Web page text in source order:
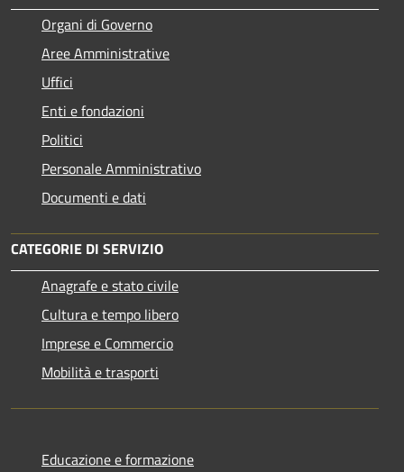
Organi di Governo
Aree Amministrative
Uffici
Enti e fondazioni
Politici
Personale Amministrativo
Documenti e dati
CATEGORIE DI SERVIZIO
Anagrafe e stato civile
Cultura e tempo libero
Imprese e Commercio
Mobilità e trasporti
Educazione e formazione